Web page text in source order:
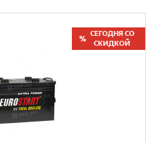
СЕГОДНЯ СО
СКИДКОЙ